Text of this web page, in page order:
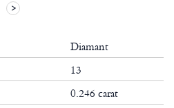
Diamant
13
0.246 carat